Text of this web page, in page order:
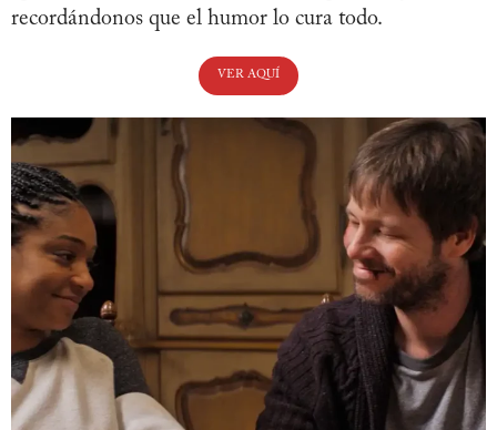
recordándonos que el humor lo cura todo.
VER AQUÍ